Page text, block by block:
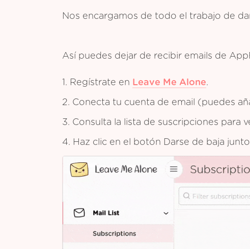
Nos encargamos de todo el trabajo de
Así puedes dejar de recibir emails de
1. Regístrate en Leave Me Alone.
2. Conecta tu cuenta de email (puedes
3. Consulta la lista de suscripciones para
4. Haz clic en el botón Darse de baja